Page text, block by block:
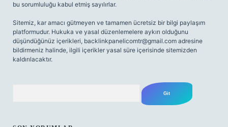
bu sorumluluğu kabul etmiş sayılırlar.
Sitemiz, kar amacı gütmeyen ve tamamen ücretsiz bir bilgi paylaşım
platformudur. Hukuka ve yasal düzenlemelere aykırı olduğunu
düşündüğünüz içerikleri, backlinkpanelicomtr@gmail.com adresine
bildirmeniz halinde, ilgili içerikler yasal süre içerisinde sitemizden
kaldırılacaktır.